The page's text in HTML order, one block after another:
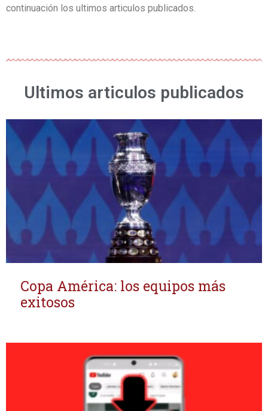
continuación los ultimos articulos publicados.
Ultimos articulos publicados
Copa América: los equipos más
exitosos